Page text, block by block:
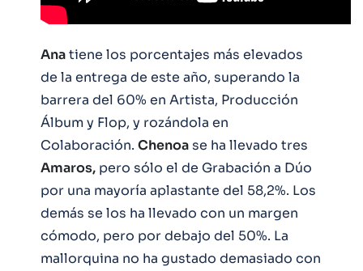
Anatiene los porcentajes más elevados
de la entrega de este año, superando la
barrera del 60% en Artista, Producción
Álbum y Flop, y rozándola en
Colaboración. Chenoase ha llevado tres
Amaros, pero sólo el de Grabación a Dúo
por una mayoría aplastante del 58,2%. Los
demás se los ha llevado con un margen
cómodo, pero por debajo del 50%. La
mallorquina no ha gustado demasiado con